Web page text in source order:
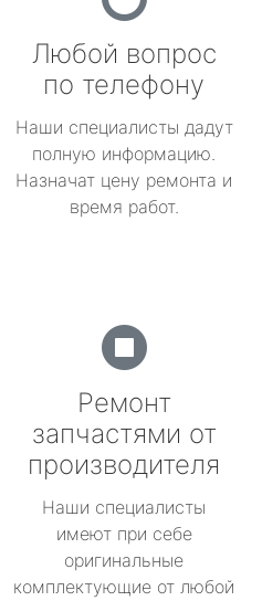
Любой вопрос
по телефону
Наши специалисты дадут
полную информацию.
Назначат цену ремонта и
время работ.
Ремонт
запчастями от
производителя
Наши специалисты
имеют при себе
оригинальные
комплектующие от любой